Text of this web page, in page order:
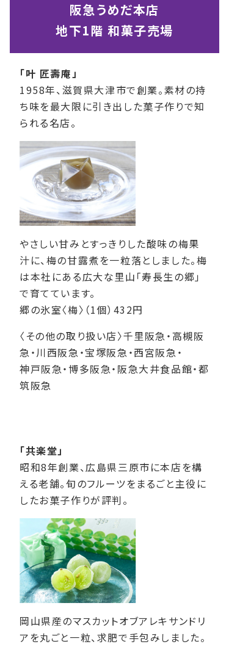
阪急うめだ本店
地下1階 和菓子売場
「叶 匠壽庵」
1958年、滋賀県大津市で創業。素材の持
ち味を最大限に引き出した菓子作りで知
られる名店。
やさしい甘みとすっきりした酸味の梅果
汁に、梅の甘露煮を一粒落としました。梅
は本社にある広大な里山「寿長生の郷」
で育てています。
郷の氷室〈梅〉（1個）432円
〈その他の取り扱い店〉千里阪急・高槻阪
急・川西阪急・宝塚阪急・西宮阪急・
神戸阪急・博多阪急・阪急大井食品館・都
筑阪急
「共楽堂」
昭和8年創業、広島県三原市に本店を構
える老舗。旬のフルーツをまるごと主役に
したお菓子作りが評判。
岡山県産のマスカットオブアレキサンドリ
アを丸ごと一粒、求肥で手包みしました。